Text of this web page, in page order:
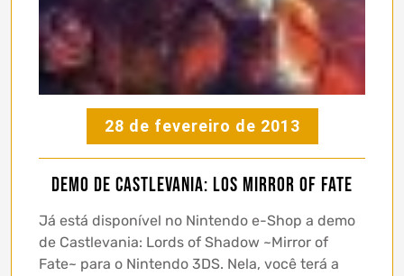
28 de fevereiro de 2013
Demo de Castlevania: LoS Mirror of Fate
Já está disponível no Nintendo e-Shop a demo
de Castlevania: Lords of Shadow ~Mirror of
Fate~ para o Nintendo 3DS. Nela, você terá a